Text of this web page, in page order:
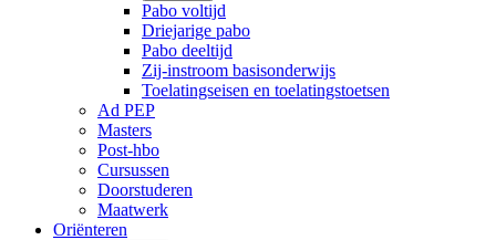
Pabo voltijd
Driejarige pabo
Pabo deeltijd
Zij-instroom basisonderwijs
Toelatingseisen en toelatingstoetsen
Ad PEP
Masters
Post-hbo
Cursussen
Doorstuderen
Maatwerk
Oriënteren